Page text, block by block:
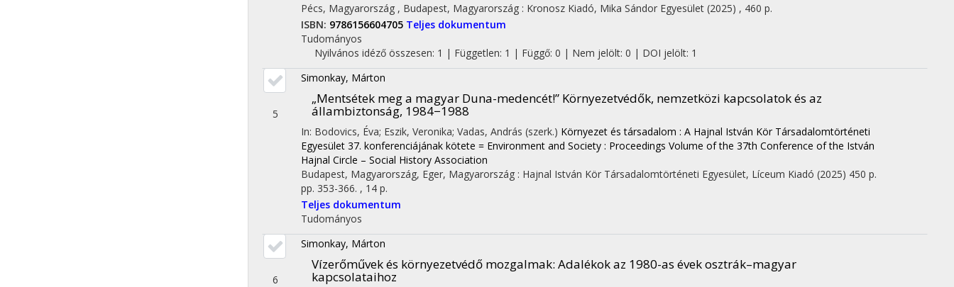
Pécs, Magyarország , Budapest, Magyarország : Kronosz Kiadó, Mika Sándor Egyesület (2025) , 460 p.
ISBN: 9786156604705 Teljes dokumentum
Tudományos
Nyilvános idéző összesen: 1 | Független: 1 | Függő: 0 | Nem jelölt: 0 | DOI jelölt: 1
5
Simonkay, Márton
„Mentsétek meg a magyar Duna-medencét!” Környezetvédők, nemzetközi kapcsolatok és az
állambiztonság, 1984−1988
In: Bodovics, Éva; Eszik, Veronika; Vadas, András (szerk.) Környezet és társadalom : A Hajnal István Kör Társadalomtörténeti
Egyesület 37. konferenciájának kötete = Environment and Society : Proceedings Volume of the 37th Conference of the István
Hajnal Circle – Social History Association
Budapest, Magyarország, Eger, Magyarország : Hajnal István Kör Társadalomtörténeti Egyesület, Líceum Kiadó (2025) 450 p.
pp. 353-366. , 14 p.
Teljes dokumentum
Tudományos
6
Simonkay, Márton
Vízerőművek és környezetvédő mozgalmak: Adalékok az 1980-as évek osztrák–magyar
kapcsolataihoz